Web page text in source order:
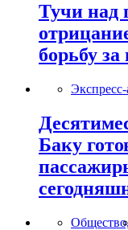
Тучи над
борьбу за
Баку